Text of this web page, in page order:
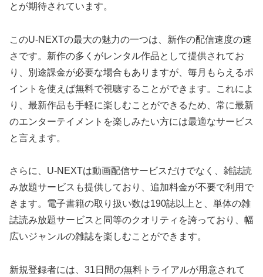
とが期待されています。
このU-NEXTの最大の魅力の一つは、新作の配信速度の速
さです。新作の多くがレンタル作品として提供されてお
り、別途課金が必要な場合もありますが、毎月もらえるポ
イントを使えば無料で視聴することができます。これによ
り、最新作品も手軽に楽しむことができるため、常に最新
のエンターテイメントを楽しみたい方には最適なサービス
と言えます。
さらに、U-NEXTは動画配信サービスだけでなく、雑誌読
み放題サービスも提供しており、追加料金が不要で利用で
きます。電子書籍の取り扱い数は190誌以上と、単体の雑
誌読み放題サービスと同等のクオリティを誇っており、幅
広いジャンルの雑誌を楽しむことができます。
新規登録者には、31日間の無料トライアルが用意されて